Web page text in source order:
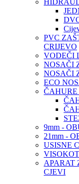
PVC
CRIJEVO
VODEČI
NOSAČI
NOSAČI
ECO
ČAHURE
9mm -
21mm -
USISNE
APARAT
CJEVI